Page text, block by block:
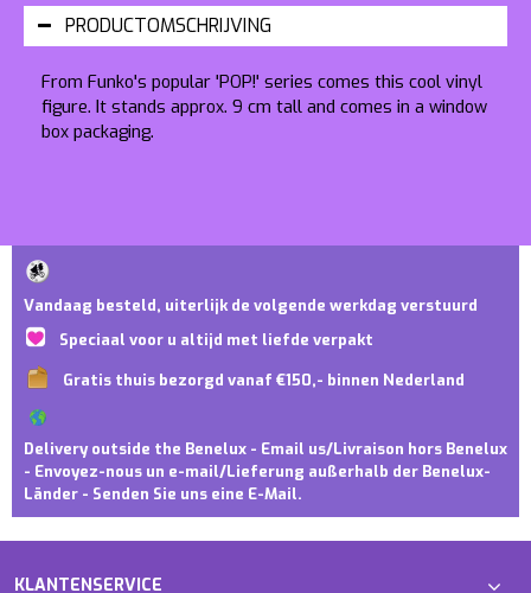
PRODUCTOMSCHRIJVING
From Funko's popular 'POP!' series comes this cool vinyl
figure. It stands approx. 9 cm tall and comes in a window
box packaging.
Vandaag besteld, uiterlijk de volgende werkdag verstuurd
Speciaal voor u altijd met liefde verpakt
Gratis thuis bezorgd vanaf €150,- binnen Nederland
Delivery outside the Benelux - Email us/Livraison hors Benelux
- Envoyez-nous un e-mail/Lieferung außerhalb der Benelux-
Länder - Senden Sie uns eine E-Mail.
KLANTENSERVICE